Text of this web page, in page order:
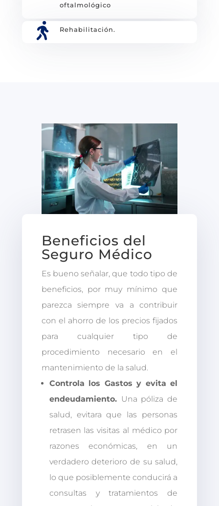
oftalmológico
 Rehabilitación.
Beneficios del
Seguro Médico
Es bueno señalar, que todo tipo de
beneficios, por muy mínimo que
parezca siempre va a contribuir
con el ahorro de los precios fijados
para cualquier tipo de
procedimiento necesario en el
mantenimiento de la salud.
Controla los Gastos y evita el
endeudamiento. Una póliza de
salud, evitara que las personas
retrasen las visitas al médico por
razones económicas, en un
verdadero deterioro de su salud,
lo que posiblemente conducirá a
consultas y tratamientos de